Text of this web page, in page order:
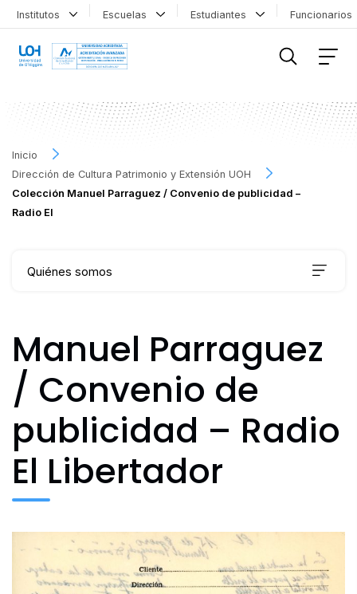
Institutos Escuelas Estudiantes
Inicio
Dirección de Cultura Patrimonio y Extensión UOH
Colección Manuel Parraguez / Convenio de publicidad –
Radio El
Quiénes somos
Agenda Cultural
Archivo Fotográfico y Documental
Manuel Parraguez
/ Convenio de
publicidad – Radio
El Libertador